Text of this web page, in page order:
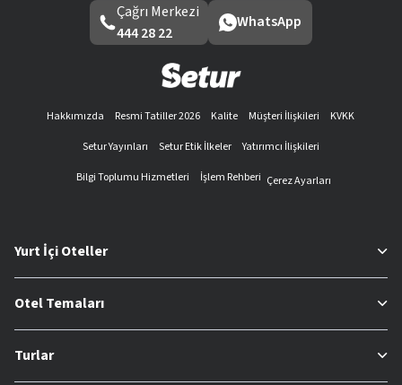
Çağrı Merkezi
444 28 22
WhatsApp
Hakkımızda Resmi Tatiller 2026 Kalite Müşteri İlişkileri
KVKK
Setur Yayınları
Setur Etik İlkeler
Yatırımcı İlişkileri
Bilgi Toplumu Hizmetleri
İşlem Rehberi Çerez Ayarları
Yurt İçi Oteller
Otel Temaları
Turlar